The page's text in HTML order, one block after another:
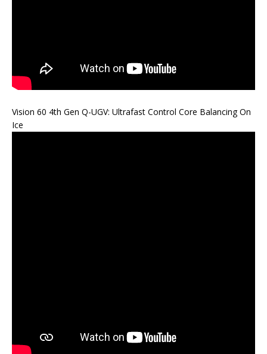
Vision 60 4th Gen Q-UGV: Ultrafast Control Core Balancing On
Ice